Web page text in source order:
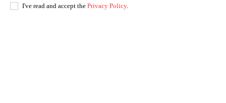
I've read and accept the Privacy Policy.